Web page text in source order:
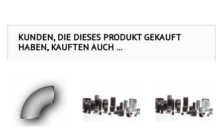
KUNDEN, DIE DIESES PRODUKT GEKAUFT
HABEN, KAUFTEN AUCH ...